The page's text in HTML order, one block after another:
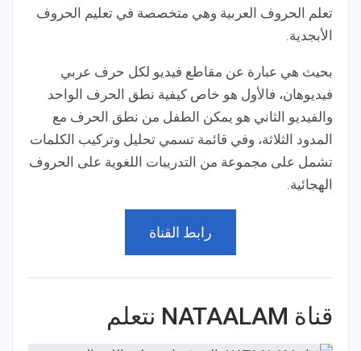
تعلم الحروف العربية وهي متخصصة في تعليم الحروف
الأبجدية.
بحيث هي عبارة عن مقاطع فيديو لكل حرف عربي
فيديوهان، فالأول هو خاص كيفية نطق الحرف الواحد
والفيديو الثاني هو يمكن الطفل من نطق الحرف مع
المدود الثلاثة، وفي قائمة تسمي تحليل وتركيب الكلمات
تشمل على مجموعة من التدريبات اللغوية على الحروف
الهجائية.
رابط القناة
قناة NATAALAM نتعلم